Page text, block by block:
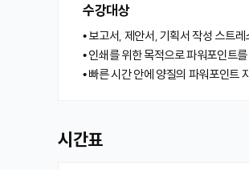
수강대상
• 보고서, 제안서, 기획서 작성 스트
• 인쇄를 위한 목적으로 파워포인트
• 빠른 시간 안에 양질의 파워포인트
시간표